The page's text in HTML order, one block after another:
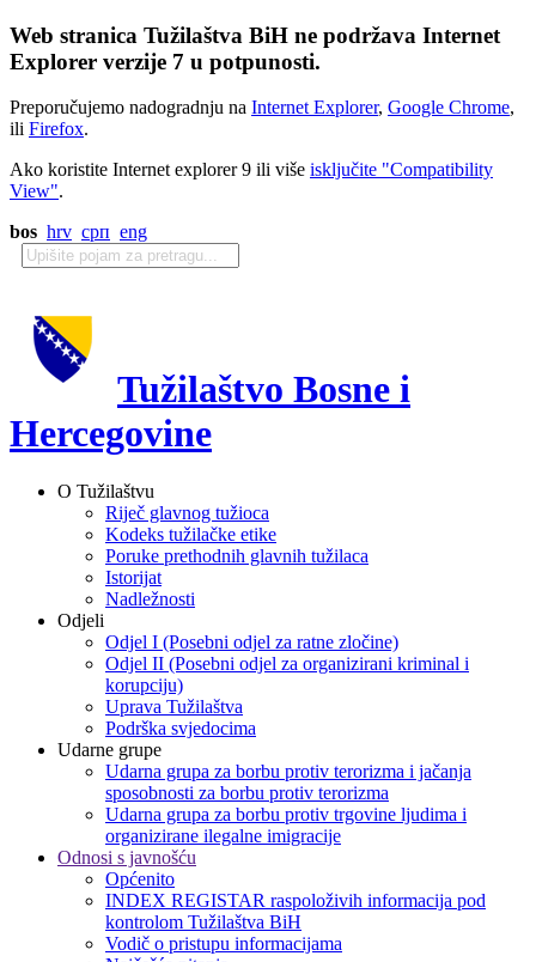
Web stranica Tužilaštva BiH ne podržava Internet
Explorer verzije 7 u potpunosti.
Preporučujemo nadogradnju na Internet Explorer, Google Chrome,
ili Firefox.
Ako koristite Internet explorer 9 ili više isključite "Compatibility
View".
bos hrv срп eng
Tužilaštvo Bosne i
Hercegovine
O Tužilaštvu
Riječ glavnog tužioca
Kodeks tužilačke etike
Poruke prethodnih glavnih tužilaca
Istorijat
Nadležnosti
Odjeli
Odjel I (Posebni odjel za ratne zločine)
Odjel II (Posebni odjel za organizirani kriminal i
korupciju)
Uprava Tužilaštva
Podrška svjedocima
Udarne grupe
Udarna grupa za borbu protiv terorizma i jačanja
sposobnosti za borbu protiv terorizma
Udarna grupa za borbu protiv trgovine ljudima i
organizirane ilegalne imigracije
Odnosi s javnošću
Općenito
INDEX REGISTAR raspoloživih informacija pod
kontrolom Tužilaštva BiH
Vodič o pristupu informacijama